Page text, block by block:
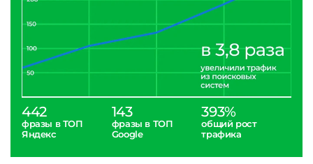
442
фразы в ТОП
Яндекс
143
фразы в ТОП
Google
393%
общий рост
трафика